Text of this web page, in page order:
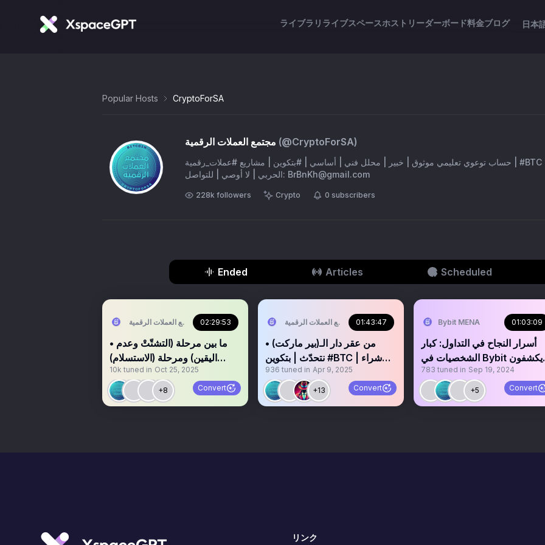
ライブラリ ライブスペースホスト リーダーボード料金ブログ 日本
Popular Hosts CryptoForSA
مجتمع العملات الرقمية (@CryptoForSA)
حساب توعوي تعليمي موثوق | خبير | محلل فني | أساسي | #بتكوين | مشاريع #عملات_رقمية | #BTC | #بيتكوين | إدارة: محمد
الحربي | لا أوصي | للتواصل: BrBnKh@gmail.com
228k followers Crypto 0 subscribers
Ended Articles Scheduled
مجتمع العملات الرقمية 02:29:53
• ما بين مرحلة (التشتّتْ وعدم
اليقين) ومرحلة (الاستسلام)
ننتظر! / #BTC 🔥
10k tuned in Oct 25, 2025
+8 Convert
مجتمع العملات الرقمية 01:43:47
• من عقر دار الـ(بير ماركت)
نتحدّث | بتكوين #BTC | شراء
العملات الرقمية
936 tuned in Apr 9, 2025
+13 Convert
Bybit MENA 01:03:09
‏‏‏‏‏أسرار النجاح في التداول: كبار
الشخصيات في Bybit يكشفون
عن تجاربهم
783 tuned in Sep 19, 2024
+5 Convert
リンク